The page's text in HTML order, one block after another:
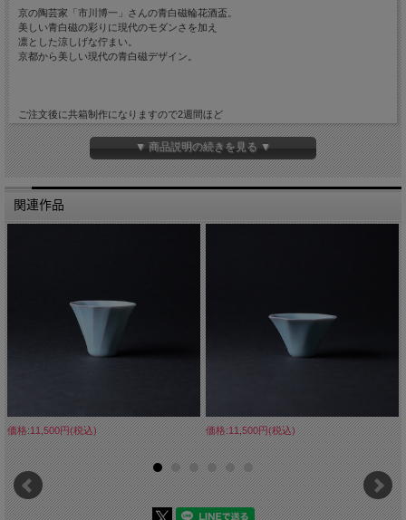
京の陶芸家「市川博一」さんの青白磁輪花酒盃。
美しい青白磁の彩りに現代のモダンさを加え
凛とした涼しげな佇まい。
京都から美しい現代の青白磁デザイン。
ご注文後に共箱制作になりますので2週間ほど
制作に掛かりますのでご了承ください。
■材質 磁器
■サイズ 径約8.5cm 高さ約3.5cm
■手触り つるっとしています。
■重さ 約85ｇ
▼ 商品説明の続きを見る ▼
関連作品
価格:11,500円(税込) 価格:11,500円(税込)